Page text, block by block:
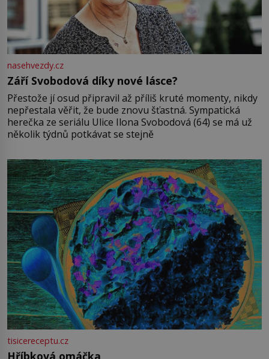
nasehvezdy.cz
Září Svobodová díky nové lásce?
Přestože jí osud připravil až příliš kruté momenty, nikdy
nepřestala věřit, že bude znovu šťastná. Sympatická
herečka ze seriálu Ulice Ilona Svobodová (64) se má už
několik týdnů potkávat se stejně
tisicereceptu.cz
Hříbková omáčka